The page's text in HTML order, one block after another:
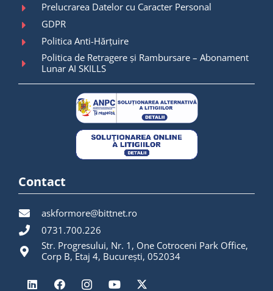
Prelucrarea Datelor cu Caracter Personal
GDPR
Politica Anti-Hărțuire
Politica de Retragere și Rambursare – Abonament
Lunar AI SKILLS
Contact
askformore@bittnet.ro
0731.700.226
Str. Progresului, Nr. 1, One Cotroceni Park Office,
Corp B, Etaj 4, București, 052034